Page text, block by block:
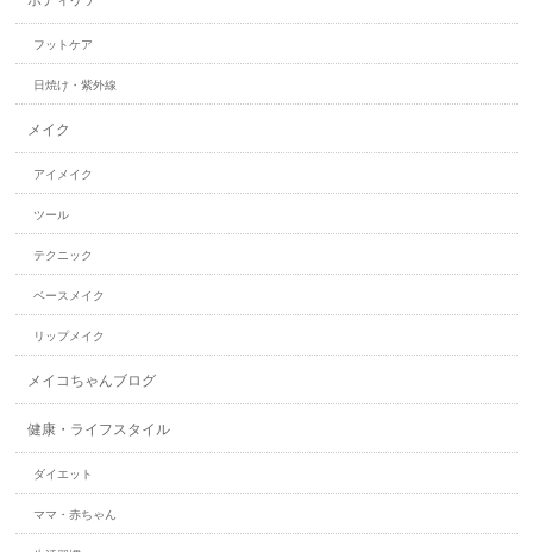
フットケア
日焼け・紫外線
メイク
アイメイク
ツール
テクニック
ベースメイク
リップメイク
メイコちゃんブログ
健康・ライフスタイル
ダイエット
ママ・赤ちゃん